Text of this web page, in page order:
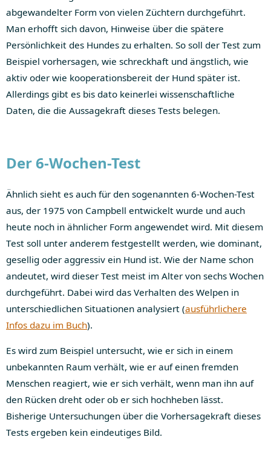
abgewandelter Form von vielen Züchtern durchgeführt.
Man erhofft sich davon, Hinweise über die spätere
Persönlichkeit des Hundes zu erhalten. So soll der Test zum
Beispiel vorhersagen, wie schreckhaft und ängstlich, wie
aktiv oder wie kooperationsbereit der Hund später ist.
Allerdings gibt es bis dato keinerlei wissenschaftliche
Daten, die die Aussagekraft dieses Tests belegen.
Der 6-Wochen-Test
Ähnlich sieht es auch für den sogenannten 6-Wochen-Test
aus, der 1975 von Campbell entwickelt wurde und auch
heute noch in ähnlicher Form angewendet wird. Mit diesem
Test soll unter anderem festgestellt werden, wie dominant,
gesellig oder aggressiv ein Hund ist. Wie der Name schon
andeutet, wird dieser Test meist im Alter von sechs Wochen
durchgeführt. Dabei wird das Verhalten des Welpen in
unterschiedlichen Situationen analysiert (ausführlichere
Infos dazu im Buch).
Es wird zum Beispiel untersucht, wie er sich in einem
unbekannten Raum verhält, wie er auf einen fremden
Menschen reagiert, wie er sich verhält, wenn man ihn auf
den Rücken dreht oder ob er sich hochheben lässt.
Bisherige Untersuchungen über die Vorhersagekraft dieses
Tests ergeben kein eindeutiges Bild.